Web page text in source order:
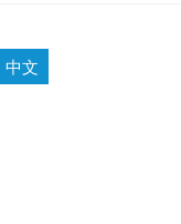
中文